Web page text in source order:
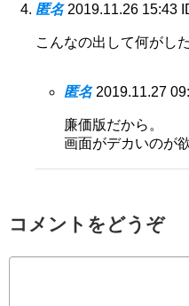
匿名 2019.11.26 15:43
こんなの出して何がし
匿名 2019.11.27
廉価版だから。
画面がデカいのが
コメントをどうぞ